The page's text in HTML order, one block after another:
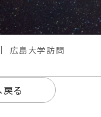
広島大学訪問
る